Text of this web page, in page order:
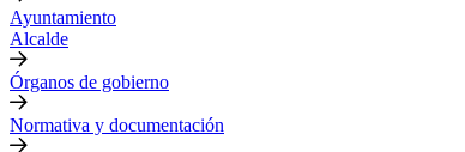
Ayuntamiento
Alcalde
Órganos de gobierno
Normativa y documentación